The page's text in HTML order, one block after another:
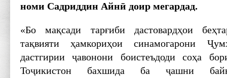
номи Садриддин Айнӣ доир мегардад.
«Бо мақсади тарғиби дастовардҳои
тақвияти ҳамкориҳои синамогарони
дастгирии ҷавонони боистеъдоди соҳа
Тоҷикистон бахшида ба ҷашни